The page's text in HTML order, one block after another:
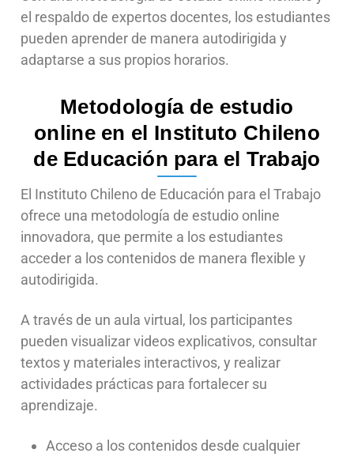
el respaldo de expertos docentes, los estudiantes
pueden aprender de manera autodirigida y
adaptarse a sus propios horarios.
Metodología de estudio
online en el Instituto Chileno
de Educación para el Trabajo
El Instituto Chileno de Educación para el Trabajo
ofrece una metodología de estudio online
innovadora, que permite a los estudiantes
acceder a los contenidos de manera flexible y
autodirigida.
A través de un aula virtual, los participantes
pueden visualizar videos explicativos, consultar
textos y materiales interactivos, y realizar
actividades prácticas para fortalecer su
aprendizaje.
Acceso a los contenidos desde cualquier